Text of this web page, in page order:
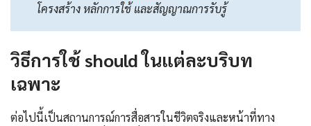
โครงสร้าง หลักการใช้ และสัญญาณการรับรู้
วิธีการใช้ should ในแต่ละบริบท
เฉพาะ
ต่อไปนี้เป็นสถานการณ์การสื่อสารในชีวิตจริงและหน้าที่ทาง